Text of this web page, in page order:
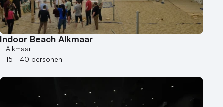
Indoor Beach Alkmaar
Alkmaar
15 - 40 personen